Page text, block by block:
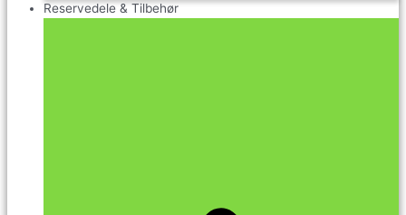
Reservedele & Tilbehør